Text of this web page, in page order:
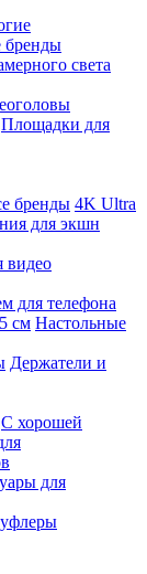
бренды
света
Площадки для
бренды 4K Ultra
для экшн
видео
для телефона
см Настольные
Держатели и
С хорошей
для